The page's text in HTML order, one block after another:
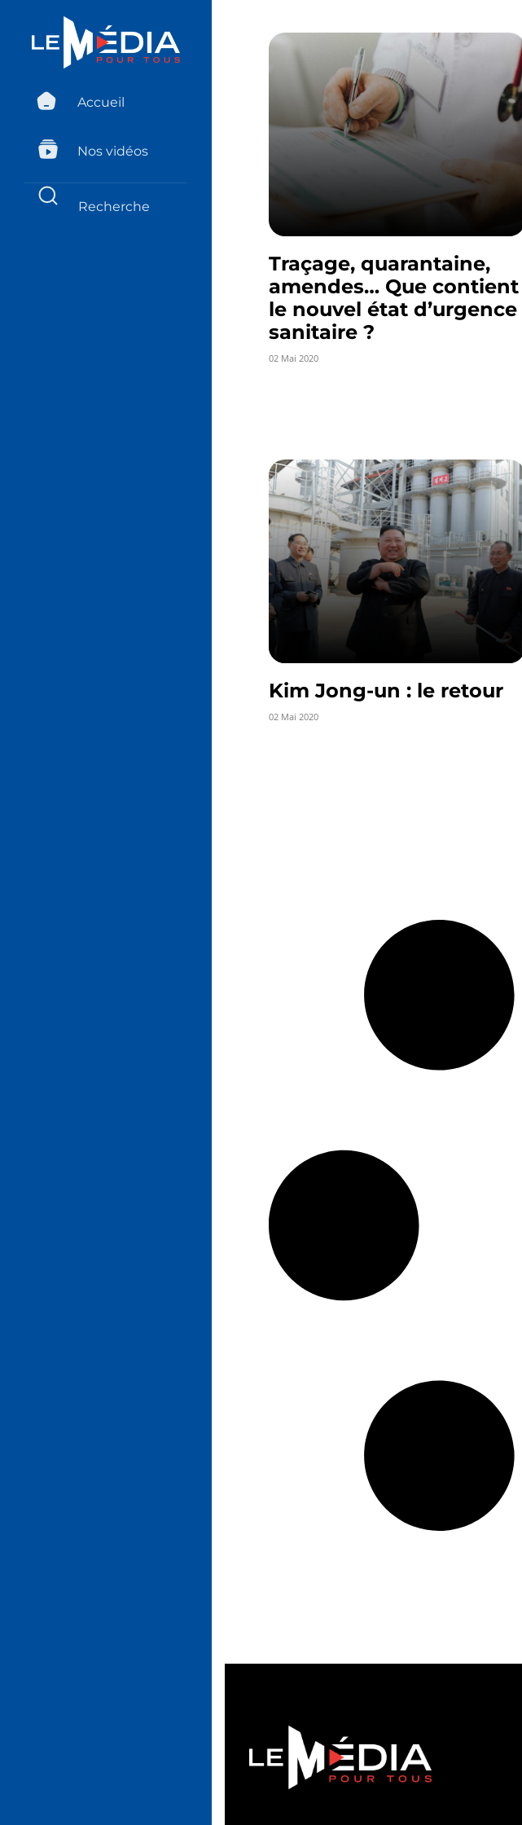
Accueil
Nos vidéos
Traçage, quarantaine,
amendes… Que contient
le nouvel état d’urgence
sanitaire ?
02 Mai 2020
Kim Jong-un : le retour
02 Mai 2020